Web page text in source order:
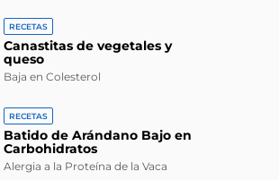
RECETAS
Canastitas de vegetales y
queso
Baja en Colesterol
RECETAS
Batido de Arándano Bajo en
Carbohidratos
Alergia a la Proteína de la Vaca